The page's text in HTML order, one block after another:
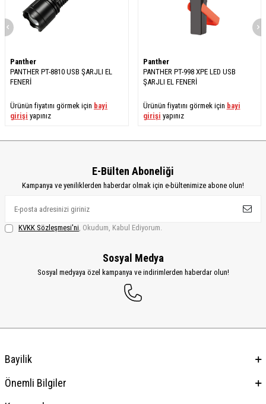
Panther
PANTHER PT-8810 USB ŞARJLI EL
FENERİ
Ürünün fiyatını görmek için bayi
girişi yapınız
Panther
PANTHER PT-998 XPE LED USB
ŞARJLI EL FENERİ
Ürünün fiyatını görmek için bayi
girişi yapınız
E-Bülten Aboneliği
Kampanya ve yeniliklerden haberdar olmak için e-bültenimize abone olun!
KVKK Sözleşmesi'ni, Okudum, Kabul Ediyorum.
Sosyal Medya
Sosyal medyaya özel kampanya ve indirimlerden haberdar olun!
Bayilik
Önemli Bilgiler